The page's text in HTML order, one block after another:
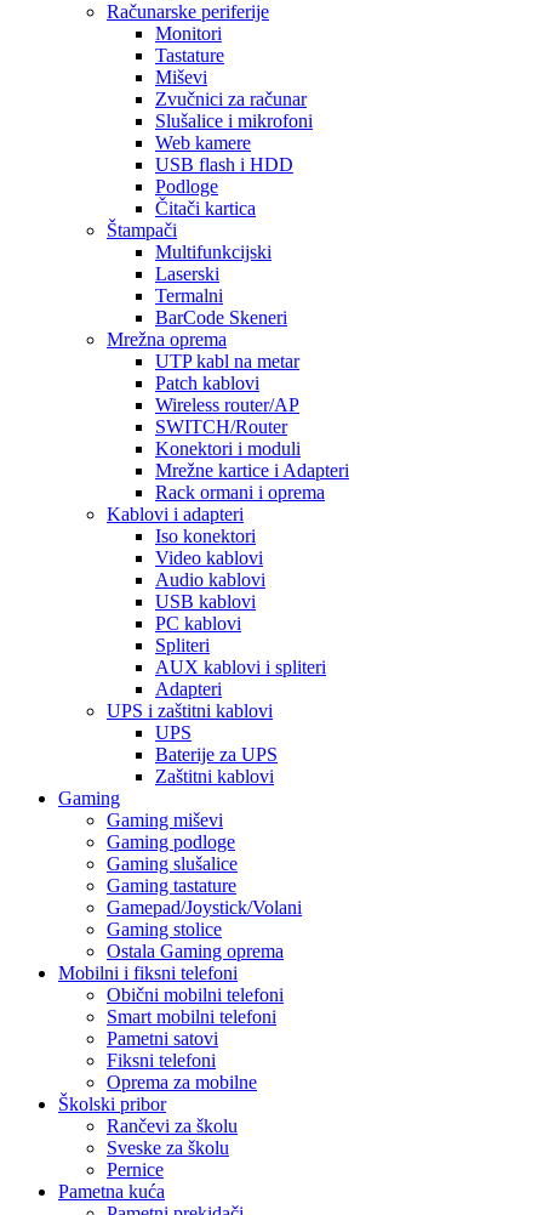
Računarske periferije
Monitori
Tastature
Miševi
Zvučnici za računar
Slušalice i mikrofoni
Web kamere
USB flash i HDD
Podloge
Čitači kartica
Štampači
Multifunkcijski
Laserski
Termalni
BarCode Skeneri
Mrežna oprema
UTP kabl na metar
Patch kablovi
Wireless router/AP
SWITCH/Router
Konektori i moduli
Mrežne kartice i Adapteri
Rack ormani i oprema
Kablovi i adapteri
Iso konektori
Video kablovi
Audio kablovi
USB kablovi
PC kablovi
Spliteri
AUX kablovi i spliteri
Adapteri
UPS i zaštitni kablovi
UPS
Baterije za UPS
Zaštitni kablovi
Gaming
Gaming miševi
Gaming podloge
Gaming slušalice
Gaming tastature
Gamepad/Joystick/Volani
Gaming stolice
Ostala Gaming oprema
Mobilni i fiksni telefoni
Obični mobilni telefoni
Smart mobilni telefoni
Pametni satovi
Fiksni telefoni
Oprema za mobilne
Školski pribor
Rančevi za školu
Sveske za školu
Pernice
Pametna kuća